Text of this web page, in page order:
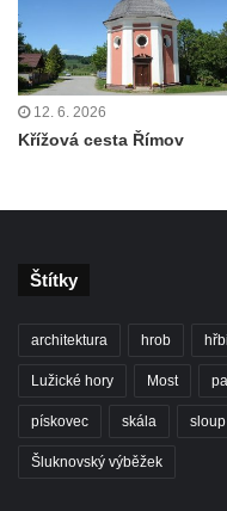
Kostel svatého
Klášterní kostel
Zákupech
Kaple svatého Josefa
Kostel svatých
Kostel Nalezení
Kostel Krista Spasitele
Kaple Getsemanské
12. 6. 2026
Křížová cesta Římov
Štítky
architektura hrob
Lužické hory Most
pískovec skála sloup
Šluknovský výběžek